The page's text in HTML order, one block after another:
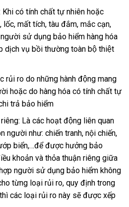
có tính chất tự nhiên hoặc
lốc, mất tích, tàu đắm, mắc cạn,
sử dụng bảo hiểm hàng hóa
dịch vụ bồi thường toàn bộ thiệt
rủi ro do những hành động mang
hoặc do hàng hóa có tính chất tự
trả bảo hiểm
Là các hoạt động liên quan
người như: chiến tranh, nội chiến,
biển,…để được hưởng bảo
khoản và thỏa thuận riêng giữa
người sử dụng bảo hiểm không
từng loại rủi ro, quy định trong
các loại rủi ro này sẽ được xếp